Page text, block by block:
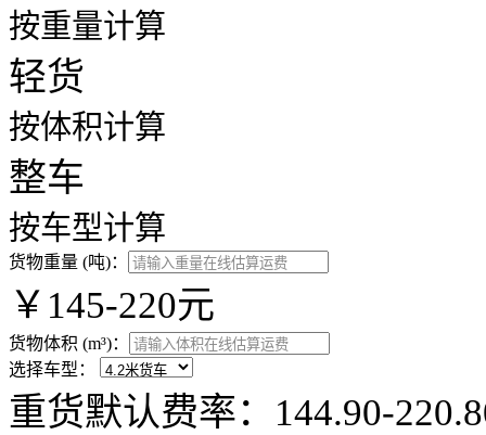
按重量计算
轻货
按体积计算
整车
按车型计算
货物重量 (吨)：
￥145-220元
货物体积 (m³)：
选择车型：
重货默认费率：144.90-